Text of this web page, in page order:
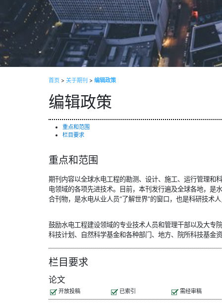
首页 > 关于期刊 > 编辑政策
编辑政策
重点和范围
栏目要求
重点和范围
期刊内容以全球水电工程的勘测、设计、施工、运行管理和
电领域的各项先进技术。目前，本刊发行遍及全球各地，是
合刊物，是水电从业人员“了解世界”的窗口，也是科研技术
鼓励水电工程建设领域的专业技术人员和管理干部以及大专
科技计划、自然科学基金和各种部门、地方、院所科技基金
栏目要求
论文
开放投稿 已索引 需经审稿